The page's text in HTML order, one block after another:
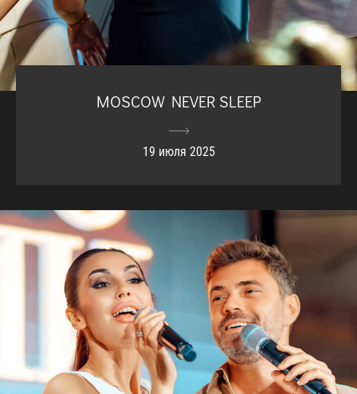
MOSCOW NEVER SLEEP
19 июля 2025